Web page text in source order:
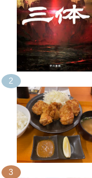
2
3